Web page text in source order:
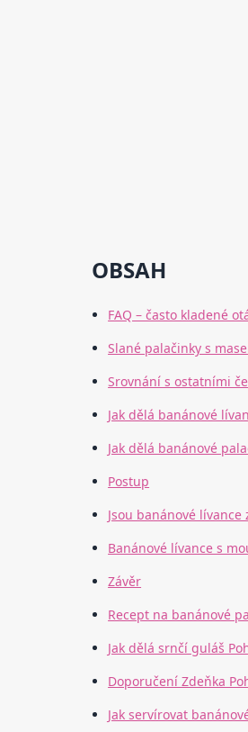
OBSAH
FAQ – často kladené
Slané palačinky s
Srovnání s ostatními
Jak dělá banánové
Jak dělá banánové
Postup
Jsou banánové lívance
Banánové lívance s
Závěr
Recept na banánové
Jak dělá srnčí guláš
Doporučení Zdeňka
Jak servírovat